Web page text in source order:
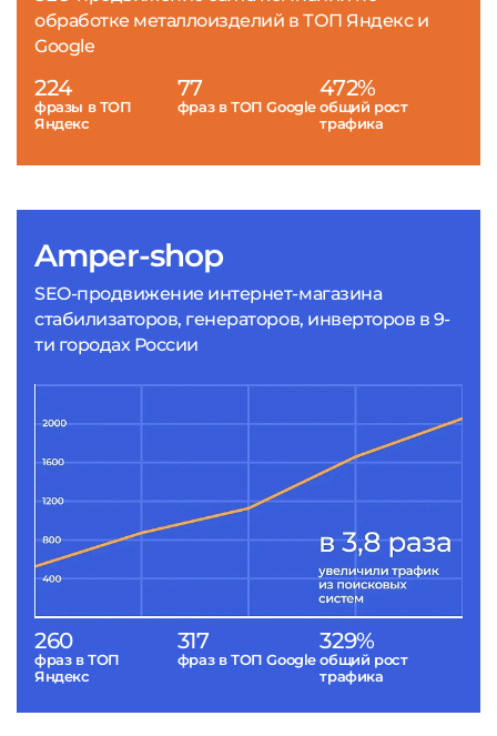
Amper-shop
SEO-продвижение интернет-магазина
стабилизаторов, генераторов, инверторов в 9-
ти городах России
260
фраз в ТОП
Яндекс
317
фраз в ТОП Google
329%
общий рост
трафика
обработке металлоизделий в ТОП Яндекс и
Google
224
фразы в ТОП
Яндекс
77
фраз в ТОП Google
472%
общий рост
трафика